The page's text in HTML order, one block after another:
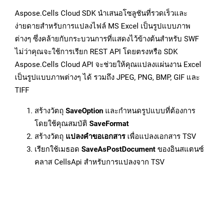
Aspose.Cells Cloud SDK นำเสนอโซลูชันที่รวดเร็วและ
ง่ายดายสำหรับการแปลงไฟล์ MS Excel เป็นรูปแบบภาพ
ต่างๆ ซึ่งคล้ายกับกระบวนการที่แสดงไว้ข้างต้นสำหรับ SWF
ไม่ว่าคุณจะใช้การเรียก REST API โดยตรงหรือ SDK
Aspose.Cells Cloud API จะช่วยให้คุณแปลงแผ่นงาน Excel
เป็นรูปแบบภาพต่างๆ ได้ รวมถึง JPEG, PNG, BMP, GIF และ
TIFF
สร้างวัตถุ SaveOption และกำหนดรูปแบบที่ต้องการ
โดยใช้คุณสมบัติ SaveFormat
สร้างวัตถุ แปลงคำขอเอกสารเพื่อแปลงเอกสาร TSV
เรียกใช้เมธอด SaveAsPostDocument ของอินสแตนซ์
คลาส CellsApi สำหรับการแปลงจาก TSV